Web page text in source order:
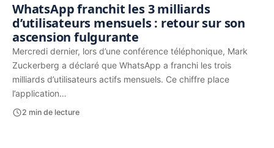
WhatsApp franchit les 3 milliards
d’utilisateurs mensuels : retour sur son
ascension fulgurante
Mercredi dernier, lors d’une conférence téléphonique, Mark
Zuckerberg a déclaré que WhatsApp a franchi les trois
milliards d’utilisateurs actifs mensuels. Ce chiffre place
l’application…
2 min de lecture